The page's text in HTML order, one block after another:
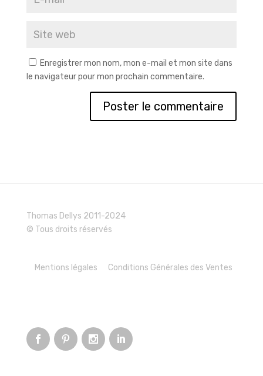
Enregistrer mon nom, mon e-mail et mon site dans
le navigateur pour mon prochain commentaire.
Thomas Dellys 2011-2024
© Tous droits réservés
Mentions légales Conditions Générales des Ventes